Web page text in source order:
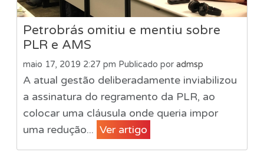
Petrobrás omitiu e mentiu sobre
PLR e AMS
maio 17, 2019 2:27 pm Publicado por admsp
A atual gestão deliberadamente inviabilizou
a assinatura do regramento da PLR, ao
colocar uma cláusula onde queria impor
uma redução... Ver artigo